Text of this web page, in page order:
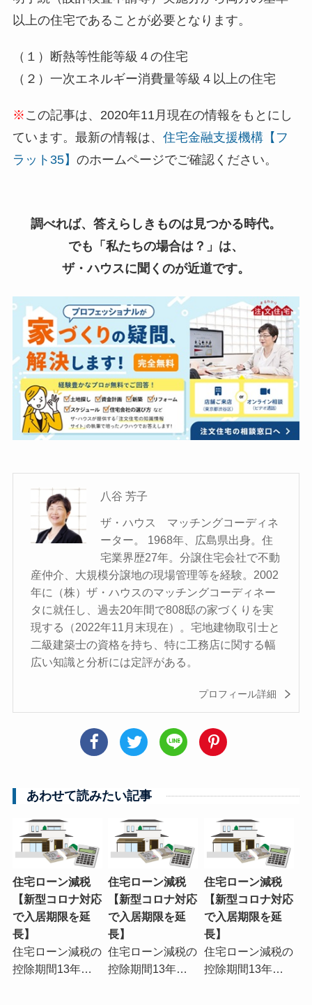
以上の住宅であることが必要となります。
（１）断熱等性能等級４の住宅
（２）一次エネルギー消費量等級４以上の住宅
※ この記事は、2020年11月現在の情報をもとにし
ています。最新の情報は、 住宅金融支援機構【フ
ラット35】 のホームページでご確認ください。
調べれば、答えらしきものは見つかる時代。
でも「私たちの場合は？」は、
ザ・ハウスに聞くのが近道です。
八谷 芳子
ザ・ハウス マッチングコーディネ
ーター。 1968年、広島県出身。住
宅業界歴27年。分譲住宅会社で不動
産仲介、大規模分譲地の現場管理等を経験。2002
年に（株）ザ・ハウスのマッチングコーディネー
タに就任し、過去20年間で808邸の家づくりを実
現する（2022年11月末現在）。宅地建物取引士と
二級建築士の資格を持ち、特に工務店に関する幅
広い知識と分析には定評がある。
プロフィール詳細
あわせて読みたい記事
住宅ローン減税
【新型コロナ対応
で入居期限を延
長】
住宅ローン減税の
控除期間13年…
住宅ローン減税
【新型コロナ対応
で入居期限を延
長】
住宅ローン減税の
控除期間13年…
住宅ローン減税
【新型コロナ対応
で入居期限を延
長】
住宅ローン減税の
控除期間13年…